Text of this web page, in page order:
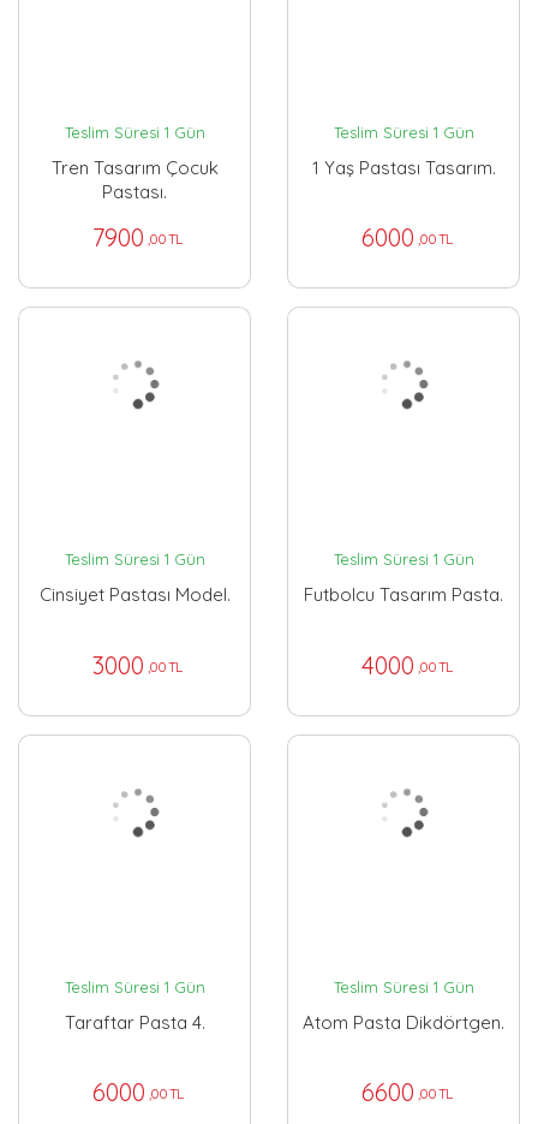
Teslim Süresi 1 Gün
Tren Tasarım Çocuk
Pastası.
7900 ,00 TL
Teslim Süresi 1 Gün
1 Yaş Pastası Tasarım.
6000 ,00 TL
Teslim Süresi 1 Gün
Cinsiyet Pastası Model.
3000 ,00 TL
Teslim Süresi 1 Gün
Futbolcu Tasarım Pasta.
4000 ,00 TL
Teslim Süresi 1 Gün
Taraftar Pasta 4.
6000 ,00 TL
Teslim Süresi 1 Gün
Atom Pasta Dikdörtgen.
6600 ,00 TL